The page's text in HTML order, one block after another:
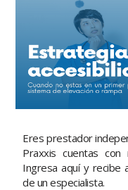
Eres prestador
Praxxis cuentas
Ingresa aquí y recibe
de un especialista.